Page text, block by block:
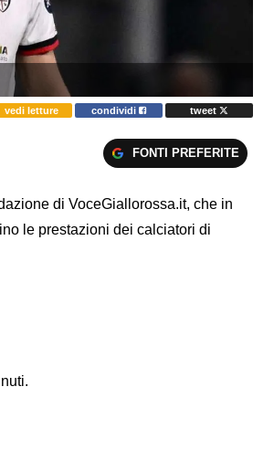
vedi letture condividi tweet
FONTI PREFERITE
di VoceGiallorossa.it, che in
le prestazioni dei calciatori di